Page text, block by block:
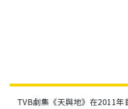
TVB劇集《天與地》在2011年